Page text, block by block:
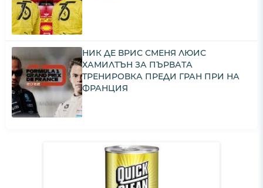
НИК ДЕ ВРИС СМЕНЯ ЛЮИС
ХАМИЛТЪН ЗА ПЪРВАТА
ТРЕНИРОВКА ПРЕДИ ГРАН ПРИ НА
ФРАНЦИЯ